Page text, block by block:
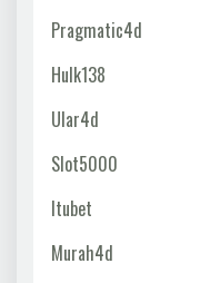
Pragmatic4d
Hulk138
Ular4d
Slot5000
Itubet
Murah4d